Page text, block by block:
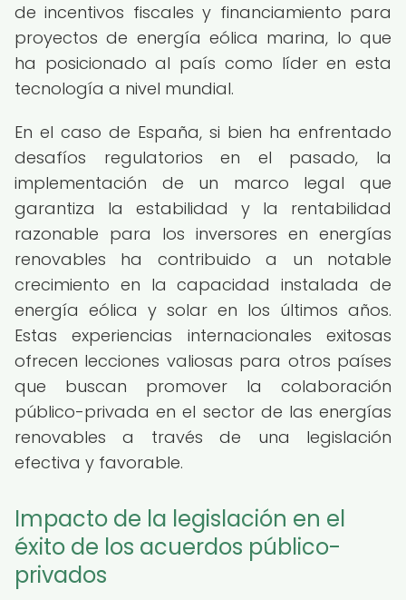
de incentivos fiscales y financiamiento para
proyectos de energía eólica marina, lo que
ha posicionado al país como líder en esta
tecnología a nivel mundial.
En el caso de España, si bien ha enfrentado
desafíos regulatorios en el pasado, la
implementación de un marco legal que
garantiza la estabilidad y la rentabilidad
razonable para los inversores en energías
renovables ha contribuido a un notable
crecimiento en la capacidad instalada de
energía eólica y solar en los últimos años.
Estas experiencias internacionales exitosas
ofrecen lecciones valiosas para otros países
que buscan promover la colaboración
público-privada en el sector de las energías
renovables a través de una legislación
efectiva y favorable.
Impacto de la legislación en el
éxito de los acuerdos público-
privados